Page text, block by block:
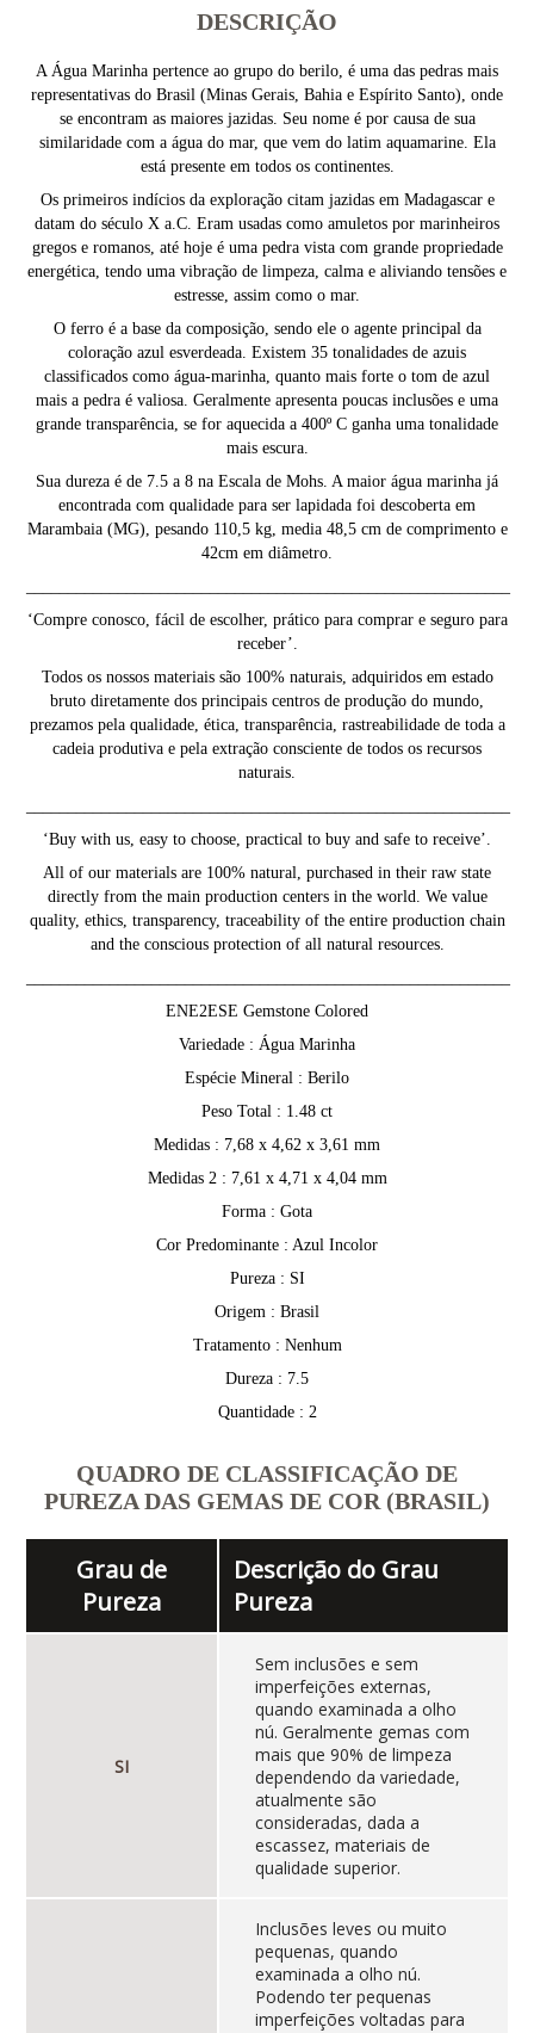
DESCRIÇÃO
A Água Marinha pertence ao grupo do berilo, é uma das pedras mais
representativas do Brasil (Minas Gerais, Bahia e Espírito Santo), onde
se encontram as maiores jazidas. Seu nome é por causa de sua
similaridade com a água do mar, que vem do latim aquamarine. Ela
está presente em todos os continentes.
Os primeiros indícios da exploração citam jazidas em Madagascar e
datam do século X a.C. Eram usadas como amuletos por marinheiros
gregos e romanos, até hoje é uma pedra vista com grande propriedade
energética, tendo uma vibração de limpeza, calma e aliviando tensões e
estresse, assim como o mar.
O ferro é a base da composição, sendo ele o agente principal da
coloração azul esverdeada. Existem 35 tonalidades de azuis
classificados como água-marinha, quanto mais forte o tom de azul
mais a pedra é valiosa. Geralmente apresenta poucas inclusões e uma
grande transparência, se for aquecida a 400º C ganha uma tonalidade
mais escura.
Sua dureza é de 7.5 a 8 na Escala de Mohs. A maior água marinha já
encontrada com qualidade para ser lapidada foi descoberta em
Marambaia (MG), pesando 110,5 kg, media 48,5 cm de comprimento e
42cm em diâmetro.
‘Compre conosco, fácil de escolher, prático para comprar e seguro para
receber’.
Todos os nossos materiais são 100% naturais, adquiridos em estado
bruto diretamente dos principais centros de produção do mundo,
prezamos pela qualidade, ética, transparência, rastreabilidade de toda a
cadeia produtiva e pela extração consciente de todos os recursos
naturais.
‘Buy with us, easy to choose, practical to buy and safe to receive’.
All of our materials are 100% natural, purchased in their raw state
directly from the main production centers in the world. We value
quality, ethics, transparency, traceability of the entire production chain
and the conscious protection of all natural resources.
ENE2ESE Gemstone Colored
Variedade : Água Marinha
Espécie Mineral : Berilo
Peso Total : 1.48 ct
Medidas : 7,68 x 4,62 x 3,61 mm
Medidas 2 : 7,61 x 4,71 x 4,04 mm
Forma : Gota
Cor Predominante : Azul Incolor
Pureza : SI
Origem : Brasil
Tratamento : Nenhum
Dureza : 7.5
Quantidade : 2
QUADRO DE CLASSIFICAÇÃO DE
PUREZA DAS GEMAS DE COR (BRASIL)
Grau de
Pureza
Descrição do Grau
Pureza
SI
Sem inclusões e sem
imperfeições externas,
quando examinada a olho
nú. Geralmente gemas com
mais que 90% de limpeza
dependendo da variedade,
atualmente são
consideradas, dada a
escassez, materiais de
qualidade superior.
Inclusões leves ou muito
pequenas, quando
examinada a olho nú.
Podendo ter pequenas
imperfeições voltadas para